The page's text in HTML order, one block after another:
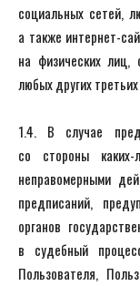
социальных сетей,
а также интернет-
на физических лиц,
любых других
1.4. В случае
со стороны
неправомерными
предписаний,
органов
в судебный
Пользователя,